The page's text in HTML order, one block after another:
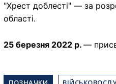
"Хрест доблесті" — за
області.
25 березня 2022 р. —